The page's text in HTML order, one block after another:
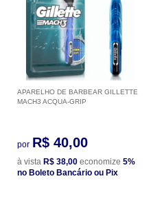
APARELHO DE BARBEAR GILLETTE
MACH3 ACQUA-GRIP
por R$ 40,00
à vista R$ 38,00 economize 5%
no Boleto Bancário ou Pix